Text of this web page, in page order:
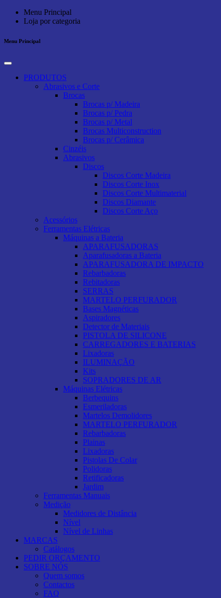
Menu Principal
Loja por categoria
Menu Principal
PRODUTOS
Abrasivos e Corte
Brocas
Brocas p/ Madeira
Brocas p/ Pedra
Brocas p/ Metal
Brocas Multiconstruction
Brocas p/ Cerâmica
Cinzéis
Abrasivos
Discos
Discos Corte Madeira
Discos Corte Inox
Discos Corte Multimaterial
Discos Diamante
Discos Corte Aço
Acessórios
Ferramentas Elétricas
Máquinas a Bateria
APARAFUSADORAS
Aparafusadoras a Bateria
APARAFUSADORA DE IMPACTO
Rebarbadoras
Rebitadoras
SERRAS
MARTELO PERFURADOR
Bases Magnéticas
Aspiradores
Detector de Materiais
PISTOLA DE SILICONE
CARREGADORES E BATERIAS
Lixadoras
ILUMINAÇÃO
Kits
SOPRADORES DE AR
Máquinas Elétricas
Berbequins
Esmeriladoras
Martelos Demolidores
MARTELO PERFURADOR
Rebarbadoras
Plainas
Lixadoras
Pistolas De Colar
Polidoras
Retificadoras
Jardim
Ferramentas Manuais
Medição
Medidores de Distância
Nível
Nível de Linhas
MARCAS
Catálogos
PEDIR ORÇAMENTO
SOBRE NÓS
Quem somos
Contactos
FAQ